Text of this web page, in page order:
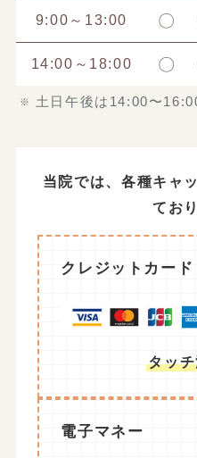
9:00～13:00 〇
14:00～18:00 〇
土日午後は14:00〜
当院では、各種キャ
てお
クレジットカード
タッ
電子マネー